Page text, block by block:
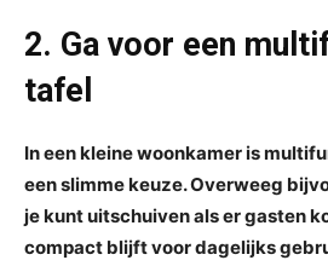
2. Ga voor een
tafel
In een kleine woonkamer is
een slimme keuze. Overweeg
je kunt uitschuiven als er gasten
compact blijft voor dagelijks